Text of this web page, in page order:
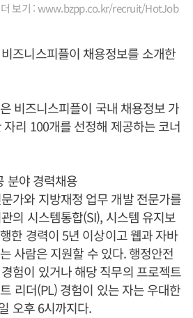
보기 : www.bzpp.co.kr/recruit/HotJob
즈니스피플이 채용정보를 소개한
비즈니스피플이 국내 채용정보 가
리 100개를 선정해 제공하는 코너
분야 경력채용
가와 지방재정 업무 개발 전문가를
의 시스템통합(SI), 시스템 유지보
한 경력이 5년 이상이고 웹과 자바
사람은 지원할 수 있다. 행정안전
험이 있거나 해당 직무의 프로젝트
리더(PL) 경험이 있는 자는 우대한
오후 6시까지다.